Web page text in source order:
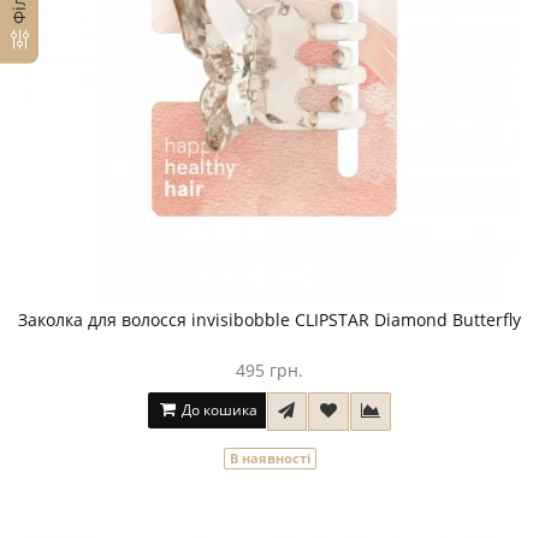
Заколка для волосся invisibobble CLIPSTAR Diamond Butterfly
495 грн.
До кошика
В наявності